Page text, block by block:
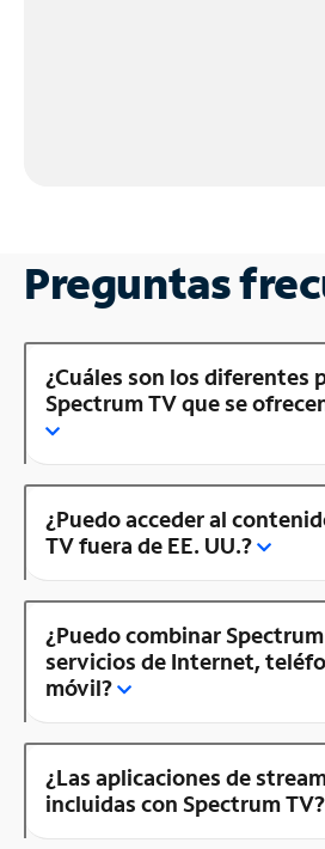
Preguntas
¿Cuáles son los diferentes
Spectrum TV que se
¿Puedo acceder al
TV fuera de EE. UU.?
¿Puedo combinar
servicios de Internet,
móvil?
¿Las aplicaciones de
incluidas con Spectrum TV?